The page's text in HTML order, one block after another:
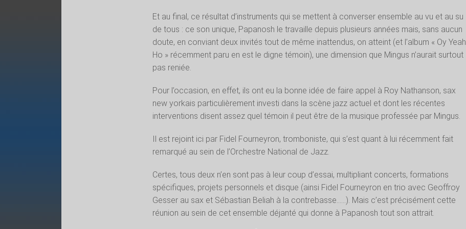
Et au final, ce résultat d’instruments qui se mettent à converser ensemble au vu et au su
de tous : ce son unique, Papanosh le travaille depuis plusieurs années mais, sans aucun
doute, en conviant deux invités tout de même inattendus, on atteint (et l’album « Oy Yeah
Ho » récemment paru en est le digne témoin), une dimension que Mingus n’aurait surtout
pas reniée.
Pour l’occasion, en effet, ils ont eu la bonne idée de faire appel à Roy Nathanson, sax
new yorkais particulièrement investi dans la scène jazz actuel et dont les récentes
interventions disent assez quel témoin il peut être de la musique professée par Mingus.
Il est rejoint ici par Fidel Fourneyron, tromboniste, qui s’est quant à lui récemment fait
remarqué au sein de l’Orchestre National de Jazz.
Certes, tous deux n’en sont pas à leur coup d’essai, multipliant concerts, formations
spécifiques, projets personnels et disque (ainsi Fidel Fourneyron en trio avec Geoffroy
Gesser au sax et Sébastian Beliah à la contrebasse……). Mais c’est précisément cette
réunion au sein de cet ensemble déjanté qui donne à Papanosh tout son attrait.